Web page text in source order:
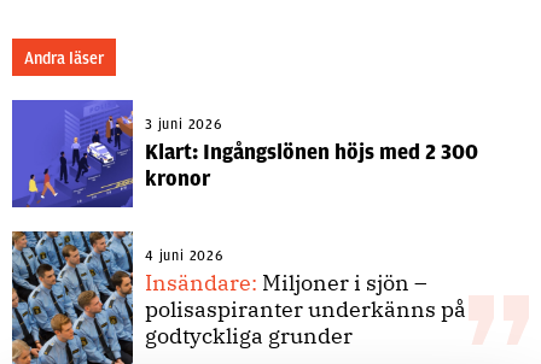
Andra läser
3 juni 2026
Klart: Ingångslönen höjs med 2 300
kronor
4 juni 2026
Insändare: Miljoner i sjön –
polisaspiranter underkänns på
godtyckliga grunder